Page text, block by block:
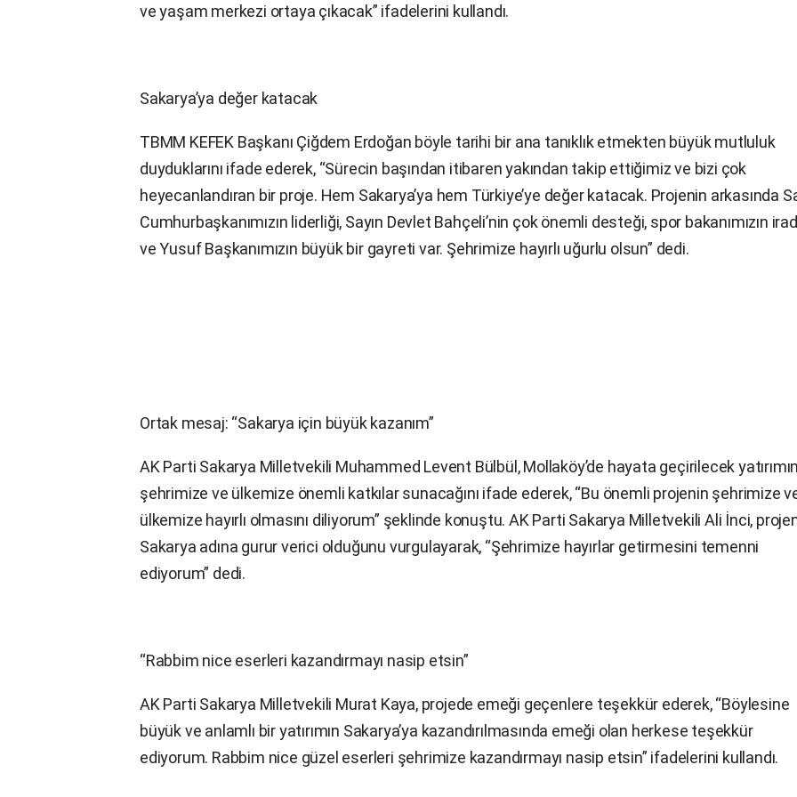
ve yaşam merkezi ortaya çıkacak” ifadelerini kullandı.
Sakarya’ya değer katacak
TBMM KEFEK Başkanı Çiğdem Erdoğan böyle tarihi bir ana tanıklık etmekten büyük mutluluk
duyduklarını ifade ederek, “Sürecin başından itibaren yakından takip ettiğimiz ve bizi çok
heyecanlandıran bir proje. Hem Sakarya’ya hem Türkiye’ye değer katacak. Projenin arkasında
Cumhurbaşkanımızın liderliği, Sayın Devlet Bahçeli’nin çok önemli desteği, spor bakanımızın
ve Yusuf Başkanımızın büyük bir gayreti var. Şehrimize hayırlı uğurlu olsun” dedi.
Ortak mesaj: “Sakarya için büyük kazanım”
AK Parti Sakarya Milletvekili Muhammed Levent Bülbül, Mollaköy’de hayata geçirilecek yatırımın
şehrimize ve ülkemize önemli katkılar sunacağını ifade ederek, “Bu önemli projenin şehrimize
ülkemize hayırlı olmasını diliyorum” şeklinde konuştu. AK Parti Sakarya Milletvekili Ali İnci,
Sakarya adına gurur verici olduğunu vurgulayarak, “Şehrimize hayırlar getirmesini temenni
ediyorum” dedi.
“Rabbim nice eserleri kazandırmayı nasip etsin”
AK Parti Sakarya Milletvekili Murat Kaya, projede emeği geçenlere teşekkür ederek, “Böylesine
büyük ve anlamlı bir yatırımın Sakarya’ya kazandırılmasında emeği olan herkese teşekkür
ediyorum. Rabbim nice güzel eserleri şehrimize kazandırmayı nasip etsin” ifadelerini kullandı.